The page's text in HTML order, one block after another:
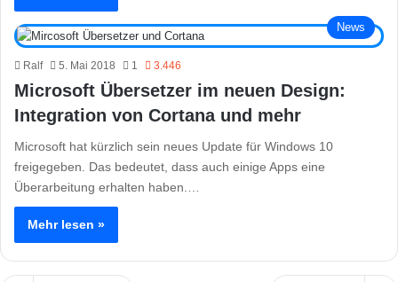
News
Ralf 5. Mai 2018 1 3.446
Microsoft Übersetzer im neuen Design:
Integration von Cortana und mehr
Microsoft hat kürzlich sein neues Update für Windows 10
freigegeben. Das bedeutet, dass auch einige Apps eine
Überarbeitung erhalten haben.…
Mehr lesen »